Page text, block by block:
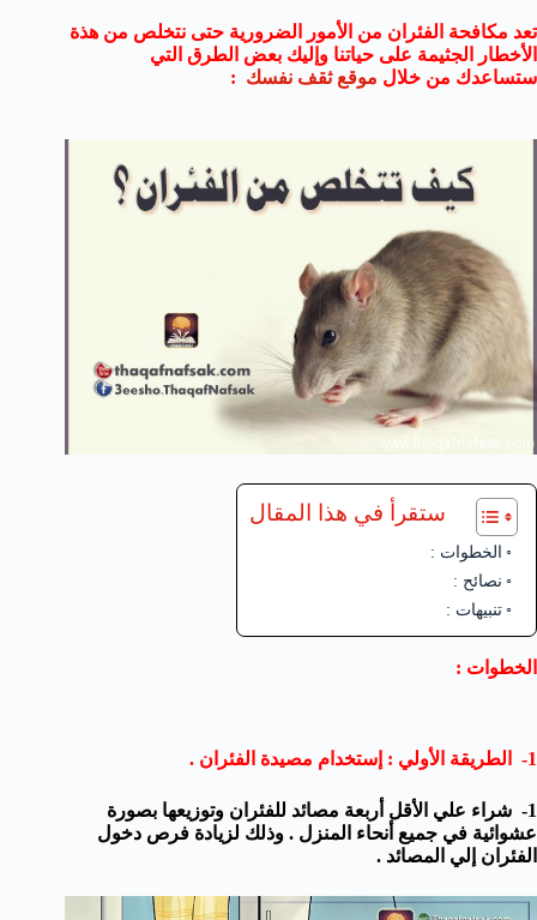
تعد مكافحة الفئران من الأمور الضرورية حتى نتخلص من هذة
الأخطار الجثيمة على حياتنا وإليك بعض الطرق التي
ستساعدك من خلال موقع ثقف نفسك :
ستقرأ في هذا المقال
الخطوات :
نصائح :
تنبيهات :
الخطوات :
1- الطريقة الأولي : إستخدام مصيدة الفئران .
1- شراء علي الأقل أربعة مصائد للفئران وتوزيعها بصورة
عشوائية في جميع أنحاء المنزل . وذلك لزيادة فرص دخول
الفئران إلي المصائد .